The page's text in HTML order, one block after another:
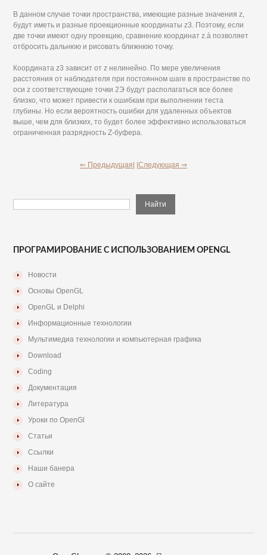
В данном случае точки пространства, имеющие разные значения z,
будут иметь и разные проекционные координаты z3. Поэтому, если
две точки имеют одну проекцию, сравнение координат z.à позволяет
отбросить дальнюю и рисовать ближнюю точку.
Координата z3 зависит от z нелинейно. По мере увеличения
расстояния от наблюдателя при постоянном шаге в пространстве по
оси z соответствующие точки 2Э будут располагаться все более
близко, что может привести к ошибкам при выполнении теста
глубины. Но если вероятность ошибки для удаленных объектов
выше, чем для близких, то будет более эффективно использоваться
ограниченная разрядность Z-буфера.
⇐ Предыдущая| |Следующая ⇒
ПРОГРАМИРОВАНИЕ С ИСПОЛЬЗОВАНИЕМ OPENGL
Новости
Основы OpenGL
OpenGL и Delphi
Информационные технологии
Мультимедиа технологии и компьютерная графика
Download
Coding
Документация
Литература
Уроки по OpenGl
Статьи
Ссылки
Наши банера
О сайте